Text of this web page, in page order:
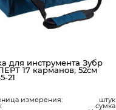
для инструмента Зубр
17 карманов, 52см
21
измерения: штук
сумка